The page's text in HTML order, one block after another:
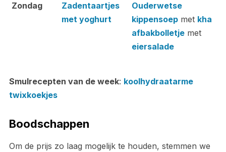
Zondag
Zadentaartjes
met yoghurt
Ouderwetse
kippensoepmet kha
afbakbolletjemet
eiersalade
Smulrecepten van de week: koolhydraatarme
twixkoekjes
Boodschappen
Om de prijs zo laag mogelijk te houden, stemmen we